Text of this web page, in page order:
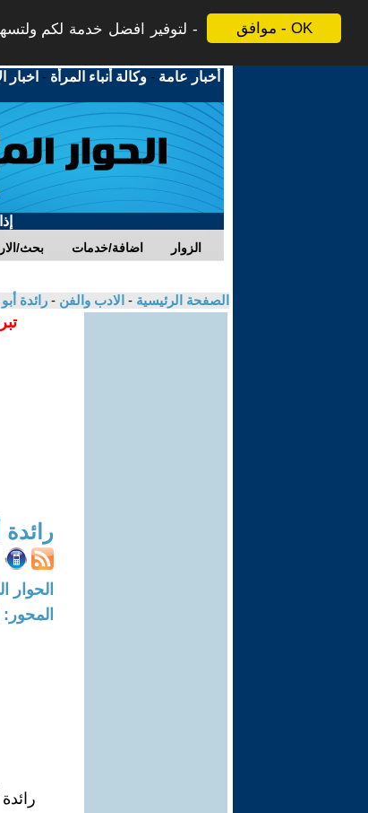
موافق - OK
لتوفير افضل خدمة لكم
أخبار عامة -وكالة أنباء المرأة - اخبار
بحث/ اضافة/خدمات الزوار
الصفحة الرئيسية - الادب والفن - رائدة
الحوار المتمدن-